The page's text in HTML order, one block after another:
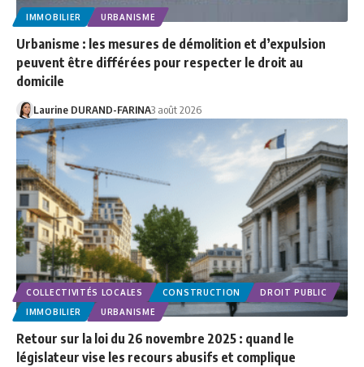
IMMOBILIER URBANISME
Urbanisme : les mesures de démolition et d’expulsion
peuvent être différées pour respecter le droit au
domicile
Laurine DURAND-FARINA3 août 2026
COLLECTIVITÉS LOCALES CONSTRUCTION
DROIT PUBLIC
IMMOBILIER
URBANISME
Retour sur la loi du 26 novembre 2025 : quand le
législateur vise les recours abusifs et complique